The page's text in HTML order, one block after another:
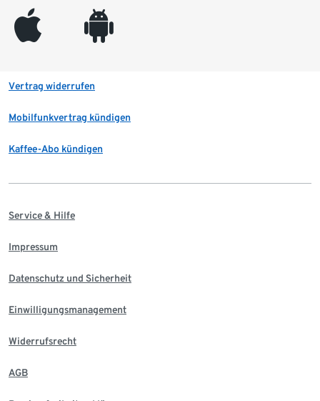
appleinc android
Vertrag widerrufen
Mobilfunkvertrag kündigen
Kaffee-Abo kündigen
Service & Hilfe
Impressum
Datenschutz und Sicherheit
Einwilligungsmanagement
Widerrufsrecht
AGB